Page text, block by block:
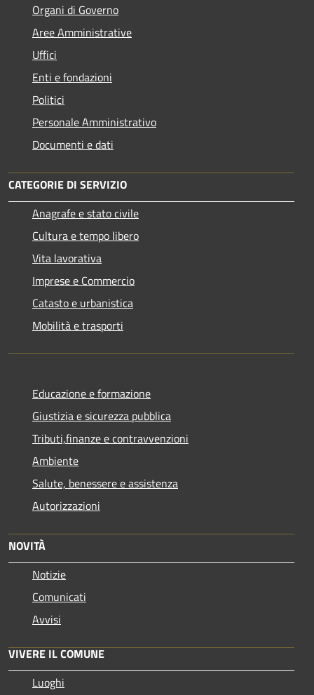
Organi di Governo
Aree Amministrative
Uffici
Enti e fondazioni
Politici
Personale Amministrativo
Documenti e dati
CATEGORIE DI SERVIZIO
Anagrafe e stato civile
Cultura e tempo libero
Vita lavorativa
Imprese e Commercio
Catasto e urbanistica
Mobilità e trasporti
Educazione e formazione
Giustizia e sicurezza pubblica
Tributi,finanze e contravvenzioni
Ambiente
Salute, benessere e assistenza
Autorizzazioni
NOVITÀ
Notizie
Comunicati
Avvisi
VIVERE IL COMUNE
Luoghi